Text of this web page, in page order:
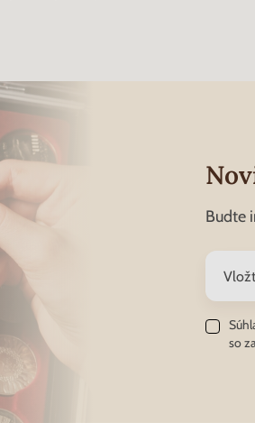
Budte
so